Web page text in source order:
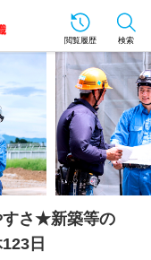
閲覧履歴 検索
さ★新築等の
日